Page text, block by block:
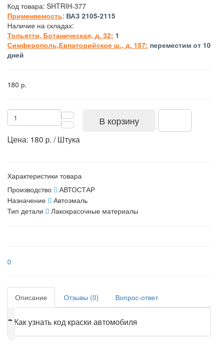
Код товара: SHTRIH-377
Применяемость: ВАЗ 2105-2115
Наличие на складах:
Тольятти, Ботаническая, д. 32: 1
Симферополь,Евпаторийское ш., д. 157: переместим от 10
дней
180 р.
В корзину
Цена: 180 р. / Штука
Характеристики товара
Производство
АВТОСТАР
Назначение
Автоэмаль
Тип детали
Лакокрасочные материалы
0
Описание Отзывы (0) Вопрос-ответ
❓ Как узнать код краски автомобиля